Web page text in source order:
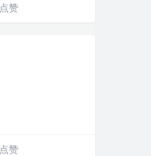
点赞
点赞